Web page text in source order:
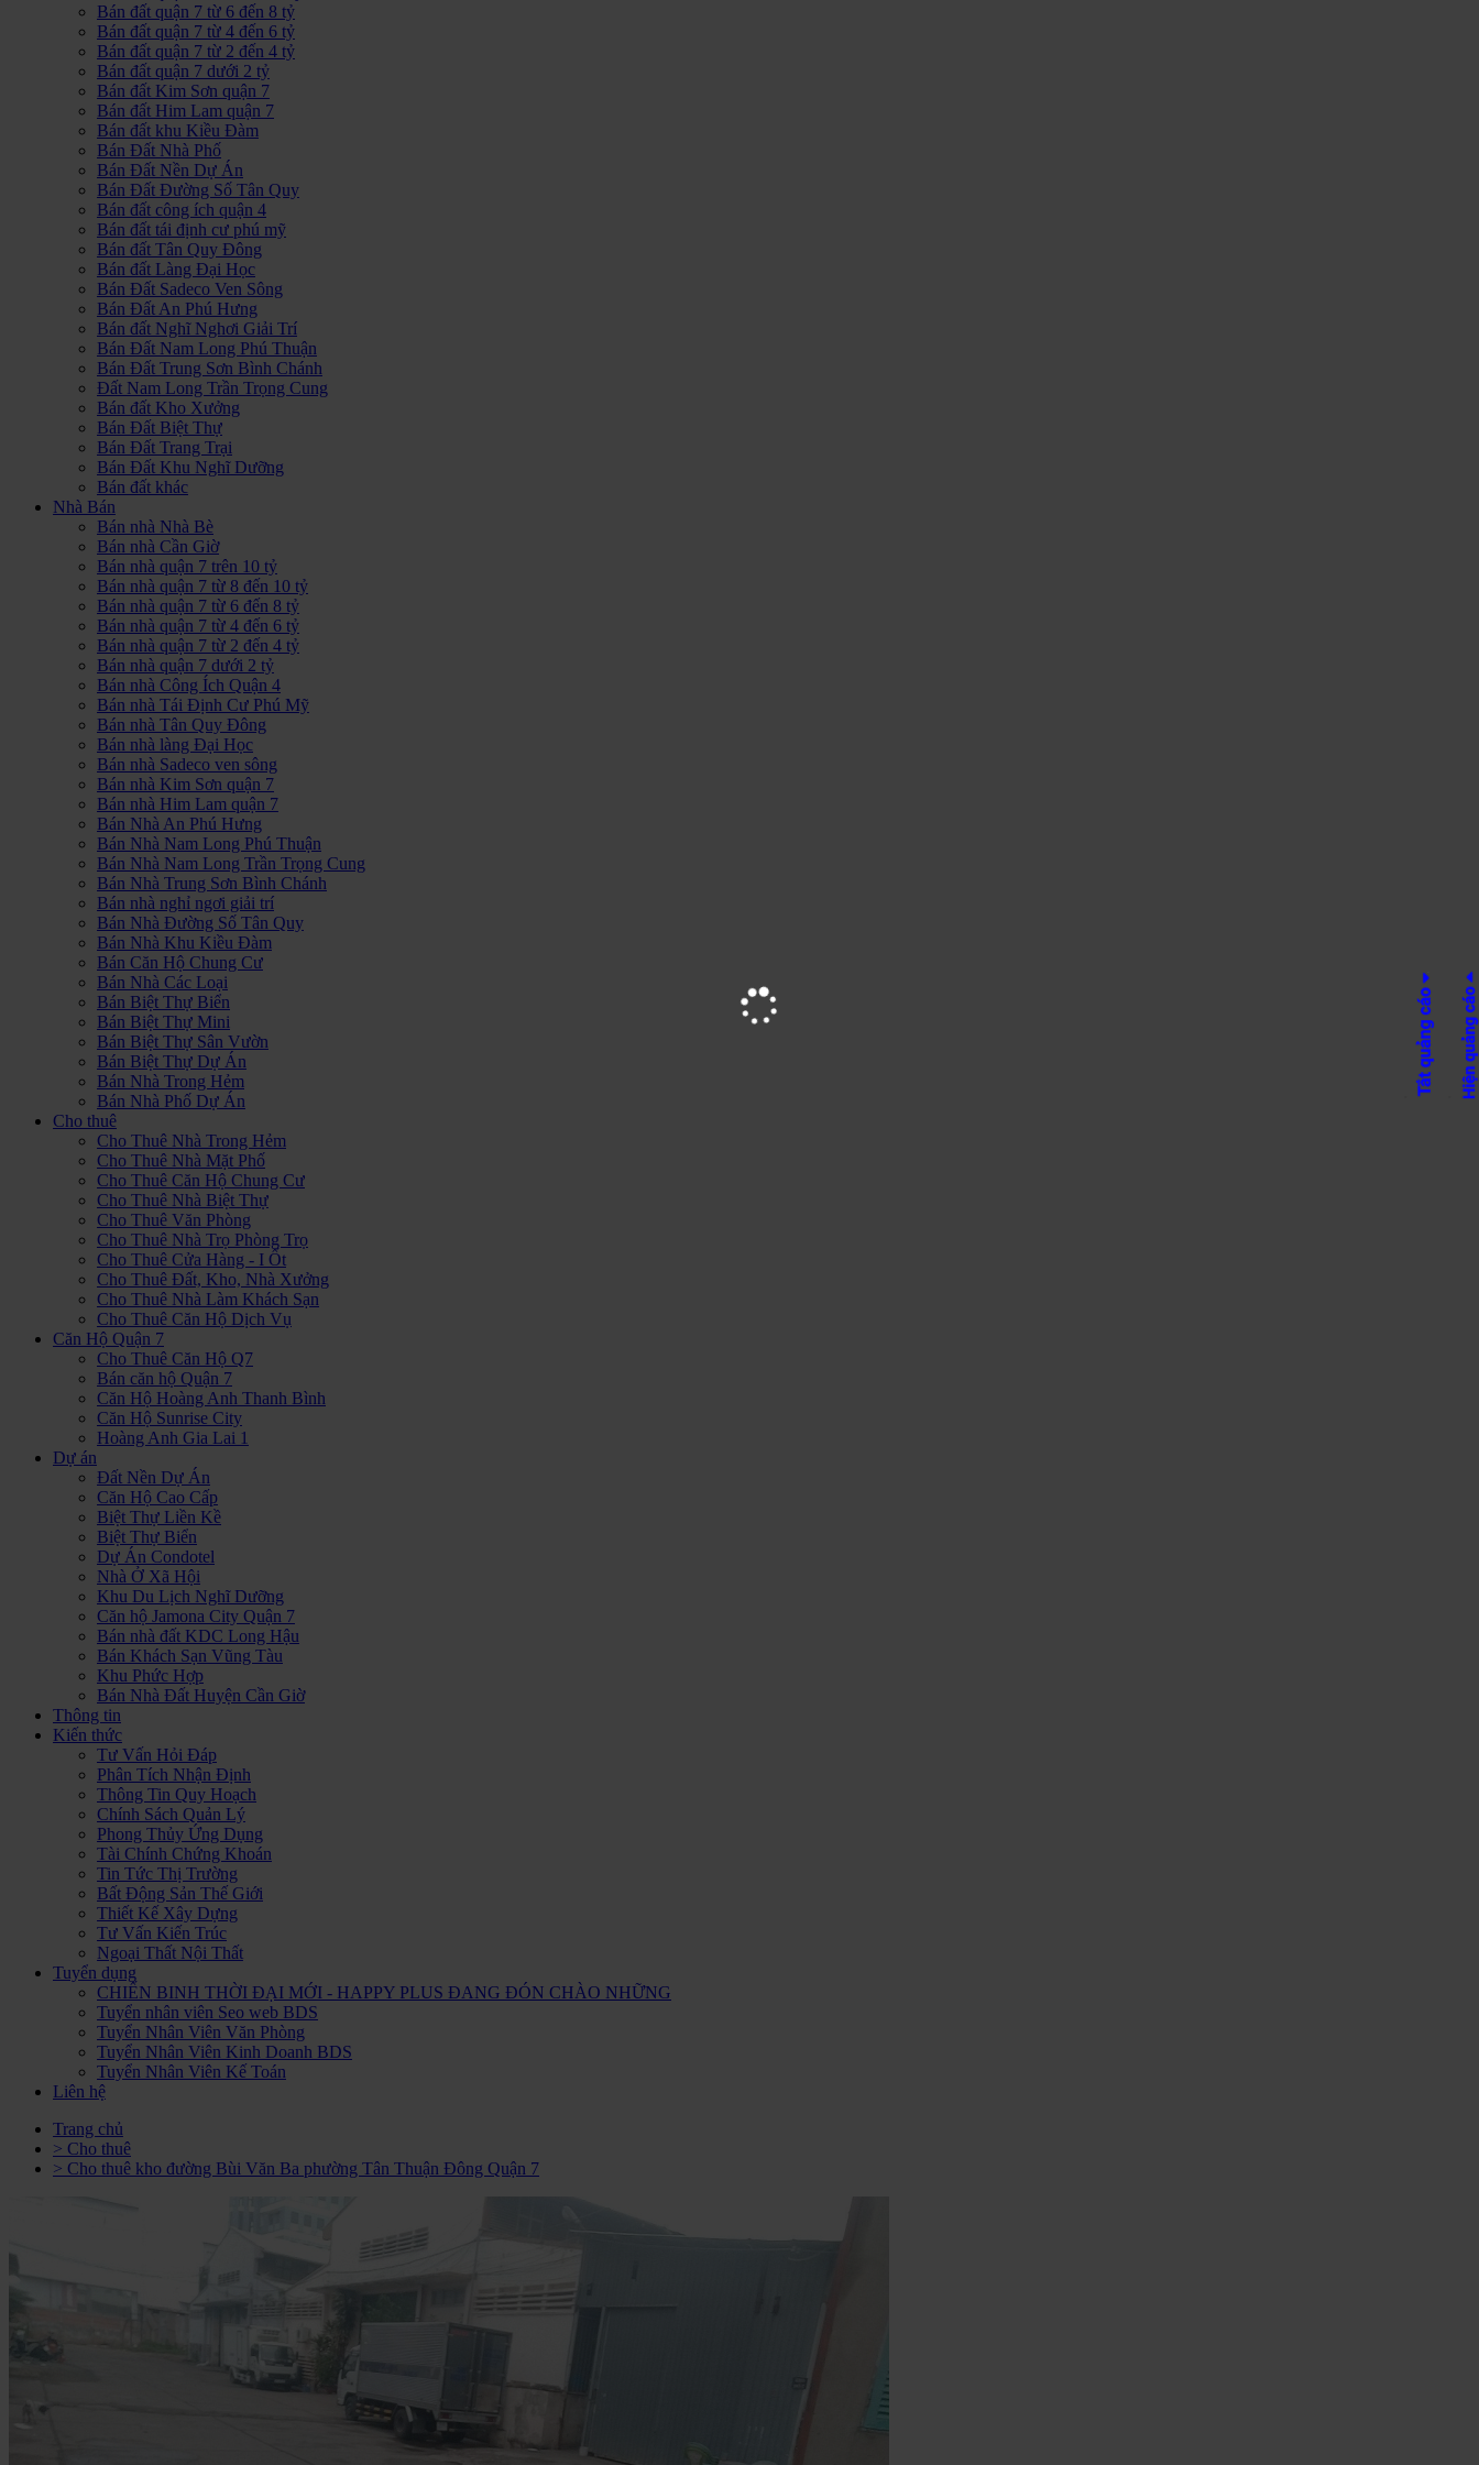
Bán đất quận 7 từ 6 đến 8 tỷ
Bán đất quận 7 từ 4 đến 6 tỷ
Bán đất quận 7 từ 2 đến 4 tỷ
Bán đất quận 7 dưới 2 tỷ
Bán đất Kim Sơn quận 7
Bán đất Him Lam quận 7
Bán đất khu Kiều Đàm
Bán Đất Nhà Phố
Bán Đất Nền Dự Án
Bán Đất Đường Số Tân Quy
Bán đất công ích quận 4
Bán đất tái định cư phú mỹ
Bán đất Tân Quy Đông
Bán đất Làng Đại Học
Bán Đất Sadeco Ven Sông
Bán Đất An Phú Hưng
Bán đất Nghĩ Nghơi Giải Trí
Bán Đất Nam Long Phú Thuận
Bán Đất Trung Sơn Bình Chánh
Đất Nam Long Trần Trọng Cung
Bán đất Kho Xưởng
Bán Đất Biệt Thự
Bán Đất Trang Trại
Bán Đất Khu Nghĩ Dưỡng
Bán đất khác
Nhà Bán
Bán nhà Nhà Bè
Bán nhà Cần Giờ
Bán nhà quận 7 trên 10 tỷ
Bán nhà quận 7 từ 8 đến 10 tỷ
Bán nhà quận 7 từ 6 đến 8 tỷ
Bán nhà quận 7 từ 4 đến 6 tỷ
Bán nhà quận 7 từ 2 đến 4 tỷ
Bán nhà quận 7 dưới 2 tỷ
Bán nhà Công Ích Quận 4
Bán nhà Tái Định Cư Phú Mỹ
Bán nhà Tân Quy Đông
Bán nhà làng Đại Học
Bán nhà Sadeco ven sông
Bán nhà Kim Sơn quận 7
Bán nhà Him Lam quận 7
Bán Nhà An Phú Hưng
Bán Nhà Nam Long Phú Thuận
Bán Nhà Nam Long Trần Trọng Cung
Bán Nhà Trung Sơn Bình Chánh
Bán nhà nghỉ ngơi giải trí
Bán Nhà Đường Số Tân Quy
Bán Nhà Khu Kiều Đàm
Bán Căn Hộ Chung Cư
Bán Nhà Các Loại
Bán Biệt Thự Biển
Bán Biệt Thự Mini
Bán Biệt Thự Sân Vườn
Bán Biệt Thự Dự Án
Bán Nhà Trong Hẻm
Bán Nhà Phố Dự Án
Cho thuê
Cho Thuê Nhà Trong Hẻm
Cho Thuê Nhà Mặt Phố
Cho Thuê Căn Hộ Chung Cư
Cho Thuê Nhà Biệt Thự
Cho Thuê Văn Phòng
Cho Thuê Nhà Trọ Phòng Trọ
Cho Thuê Cửa Hàng - I Ốt
Cho Thuê Đất, Kho, Nhà Xưởng
Cho Thuê Nhà Làm Khách Sạn
Cho Thuê Căn Hộ Dịch Vụ
Căn Hộ Quận 7
Cho Thuê Căn Hộ Q7
Bán căn hộ Quận 7
Căn Hộ Hoàng Anh Thanh Bình
Căn Hộ Sunrise City
Hoàng Anh Gia Lai 1
Dự án
Đất Nền Dự Án
Căn Hộ Cao Cấp
Biệt Thự Liền Kề
Biệt Thự Biển
Dự Án Condotel
Nhà Ở Xã Hội
Khu Du Lịch Nghĩ Dưỡng
Căn hộ Jamona City Quận 7
Bán nhà đất KDC Long Hậu
Bán Khách Sạn Vũng Tàu
Khu Phức Hợp
Bán Nhà Đất Huyện Cần Giờ
Thông tin
Kiến thức
Tư Vấn Hỏi Đáp
Phân Tích Nhận Định
Thông Tin Quy Hoạch
Chính Sách Quản Lý
Phong Thủy Ứng Dụng
Tài Chính Chứng Khoán
Tin Tức Thị Trường
Bất Động Sản Thế Giới
Thiết Kế Xây Dựng
Tư Vấn Kiến Trúc
Ngoại Thất Nội Thất
Tuyển dụng
CHIẾN BINH THỜI ĐẠI MỚI - HAPPY PLUS ĐANG ĐÓN CHÀO NHỮNG
Tuyển nhân viên Seo web BDS
Tuyển Nhân Viên Văn Phòng
Tuyển Nhân Viên Kinh Doanh BDS
Tuyển Nhân Viên Kế Toán
Liên hệ
Trang chủ
> Cho thuê
> Cho thuê kho đường Bùi Văn Ba phường Tân Thuận Đông Quận 7